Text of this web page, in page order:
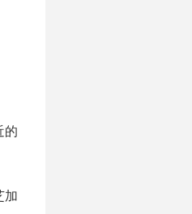
的
加